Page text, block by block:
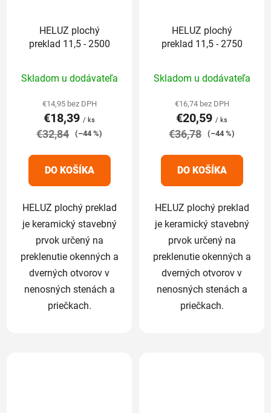
HELUZ plochý
preklad 11,5 - 2500
hodnotenie
produktu
je
5,0
5
hviezdičiek.
Skladom u dodávateľa
€14,95 bez DPH
€18,39 / ks
€32,84 (–44 %)
DO KOŠÍKA
HELUZ plochý preklad
je keramický stavebný
prvok určený na
preklenutie okenných a
dverných otvorov v
nenosných stenách a
priečkach.
HELUZ plochý
preklad 11,5 - 2750
hodnotenie
produktu
je
5,0
5
hviezdičiek.
Skladom u dodávateľa
€16,74 bez DPH
€20,59 / ks
€36,78 (–44 %)
DO KOŠÍKA
HELUZ plochý preklad
je keramický stavebný
prvok určený na
preklenutie okenných a
dverných otvorov v
nenosných stenách a
priečkach.